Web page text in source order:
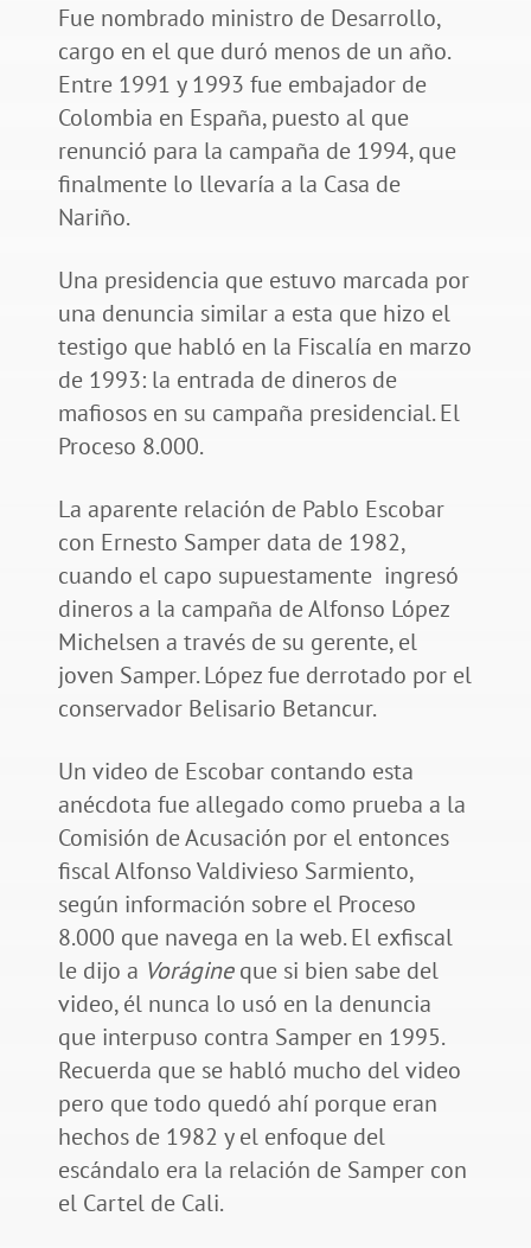
Fue nombrado ministro de Desarrollo,
cargo en el que duró menos de un año.
Entre 1991 y 1993 fue embajador de
Colombia en España, puesto al que
renunció para la campaña de 1994, que
finalmente lo llevaría a la Casa de
Nariño.
Una presidencia que estuvo marcada por
una denuncia similar a esta que hizo el
testigo que habló en la Fiscalía en marzo
de 1993: la entrada de dineros de
mafiosos en su campaña presidencial. El
Proceso 8.000.
La aparente relación de Pablo Escobar
con Ernesto Samper data de 1982,
cuando el capo supuestamente ingresó
dineros a la campaña de Alfonso López
Michelsen a través de su gerente, el
joven Samper. López fue derrotado por el
conservador Belisario Betancur.
Un video de Escobar contando esta
anécdota fue allegado como prueba a la
Comisión de Acusación por el entonces
fiscal Alfonso Valdivieso Sarmiento,
según información sobre el Proceso
8.000 que navega en la web. El exfiscal
le dijo a Vorágineque si bien sabe del
video, él nunca lo usó en la denuncia
que interpuso contra Samper en 1995.
Recuerda que se habló mucho del video
pero que todo quedó ahí porque eran
hechos de 1982 y el enfoque del
escándalo era la relación de Samper con
el Cartel de Cali.